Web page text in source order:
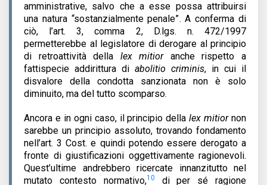
amministrative, salvo che a esse possa attribuirsi
una natura “sostanzialmente penale”. A conferma di
ciò, l’art. 3, comma 2, D.lgs. n. 472/1997
permetterebbe al legislatore di derogare al principio
di retroattività della lex mitior anche rispetto a
fattispecie addirittura di abolitio criminis, in cui il
disvalore della condotta sanzionata non è solo
diminuito, ma del tutto scomparso.
Ancora e in ogni caso, il principio dellalex mitiornon
sarebbe un principio assoluto, trovando fondamento
nell’art. 3 Cost. e quindi potendo essere derogato a
fronte di giustificazioni oggettivamente ragionevoli.
Quest’ultime andrebbero ricercate innanzitutto nel
mutato contesto normativo,10
di per sé ragione